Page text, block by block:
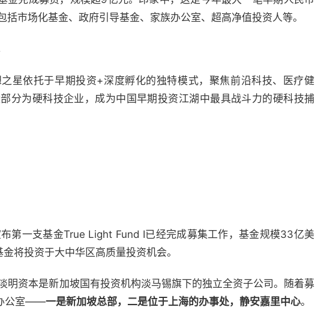
市场化基金、政府引导基金、家族办公室、超高净值投资人等。
星依托于早期投资+深度孵化的独特模式，聚焦前沿科技、医疗健
分为硬科技企业，成为中国早期投资江湖中最具战斗力的硬科技捕
第一支基金True Light Fund I已经完成募集工作，基金规模33亿美
将投资于大中华区高质量投资机会。
明资本是新加坡国有投资机构淡马锡旗下的独立全资子公司。随着募
公室——一是新加坡总部，二是位于上海的办事处，静安嘉里中心。